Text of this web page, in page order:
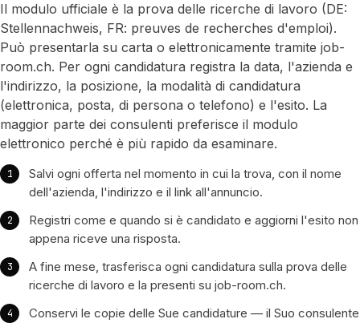
Il modulo ufficiale è la prova delle ricerche di lavoro (DE:
Stellennachweis, FR: preuves de recherches d'emploi).
Può presentarla su carta o elettronicamente tramite job-
room.ch. Per ogni candidatura registra la data, l'azienda e
l'indirizzo, la posizione, la modalità di candidatura
(elettronica, posta, di persona o telefono) e l'esito. La
maggior parte dei consulenti preferisce il modulo
elettronico perché è più rapido da esaminare.
Salvi ogni offerta nel momento in cui la trova, con il nome
dell'azienda, l'indirizzo e il link all'annuncio.
Registri come e quando si è candidato e aggiorni l'esito non
appena riceve una risposta.
A fine mese, trasferisca ogni candidatura sulla prova delle
ricerche di lavoro e la presenti su job-room.ch.
Conservi le copie delle Sue candidature — il Suo consulente